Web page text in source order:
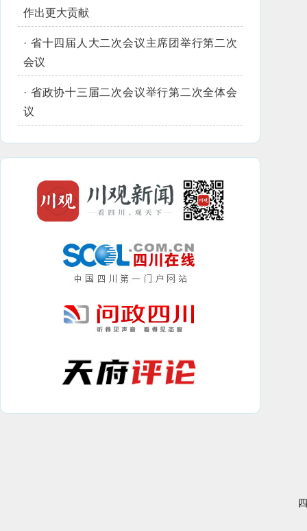
作出更大贡献
· 省十四届人大二次会议主席团举行第二次
会议
· 省政协十三届二次会议举行第二次全体会
议